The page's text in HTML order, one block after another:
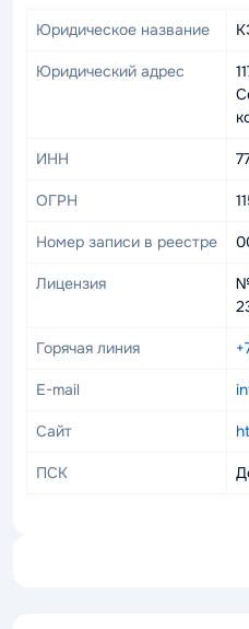
Юридическое название
Юридический адрес
ИНН
ОГРН
Номер записи в реестре
Лицензия
№
Горячая линия
E-mail
Сайт
ПСК